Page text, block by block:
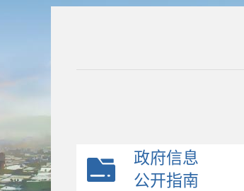
政府信息
公开指南